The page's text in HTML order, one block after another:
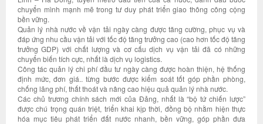
chuyển mình mạnh mẽ trong tư duy phát triển giao thông công cộng
bền vững.
Quản lý nhà nước về vận tải ngày càng được tăng cường, phục vụ và
đáp ứng nhu cầu vận tải với tốc độ tăng trưởng cao (cao hơn tốc độ tăng
trưởng GDP) với chất lượng và cơ cấu dịch vụ vận tải đã có những
chuyển biến tích cực, nhất là dịch vụ logistics.
Công tác quản lý chi phí đầu tư ngày càng được hoàn thiện, hệ thống
định mức, đơn giá.. từng bước được kiểm soát tốt góp phần phòng,
chống lãng phí, thất thoát và nâng cao hiệu quả quản lý nhà nước.
Các chủ trương chính sách mới của Đảng, nhất là “bộ tứ chiến lược”
được chú trọng quán triệt, triển khai kịp thời, đồng bộ nhằm hiện thực
hóa mục tiêu phát triển đất nước nhanh, bền vững, góp phần đưa